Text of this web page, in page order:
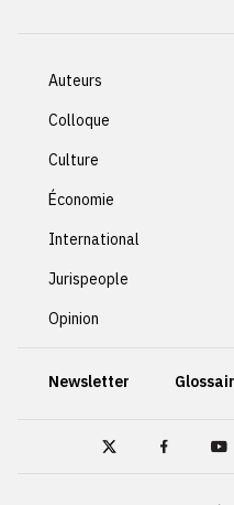
Auteurs
Colloque
Culture
Économie
International
Jurispeople
Opinion
Newsletter